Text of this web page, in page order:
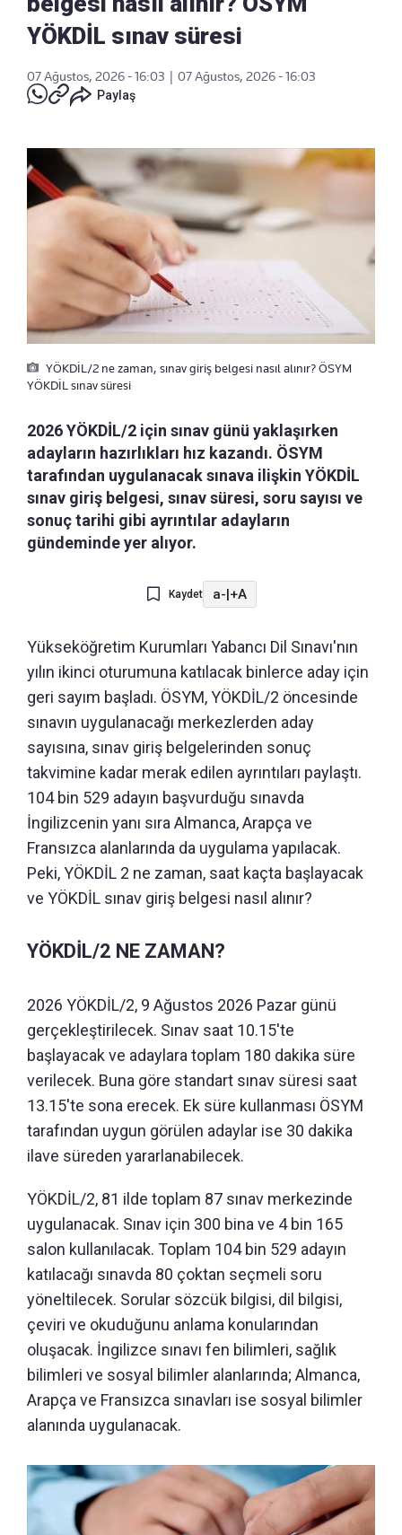
YÖKDİL sınav süresi
07 Ağustos, 2026 - 16:03
07 Ağustos, 2026 - 16:03
Paylaş
YÖKDİL/2 ne zaman, sınav giriş belgesi nasıl alınır? ÖSYM
YÖKDİL sınav süresi
2026 YÖKDİL/2 için sınav günü yaklaşırken
adayların hazırlıkları hız kazandı. ÖSYM
tarafından uygulanacak sınava ilişkin YÖKDİL
sınav giriş belgesi, sınav süresi, soru sayısı ve
sonuç tarihi gibi ayrıntılar adayların
gündeminde yer alıyor.
Kaydet a-|+A
Yükseköğretim Kurumları Yabancı Dil Sınavı'nın
yılın ikinci oturumuna katılacak binlerce aday için
geri sayım başladı. ÖSYM, YÖKDİL/2 öncesinde
sınavın uygulanacağı merkezlerden aday
sayısına, sınav giriş belgelerinden sonuç
takvimine kadar merak edilen ayrıntıları paylaştı.
104 bin 529 adayın başvurduğu sınavda
İngilizcenin yanı sıra Almanca, Arapça ve
Fransızca alanlarında da uygulama yapılacak.
Peki, YÖKDİL 2 ne zaman, saat kaçta başlayacak
ve YÖKDİL sınav giriş belgesi nasıl alınır?
YÖKDİL/2 NE ZAMAN?
2026 YÖKDİL/2, 9 Ağustos 2026 Pazar günü
gerçekleştirilecek. Sınav saat 10.15'te
başlayacak ve adaylara toplam 180 dakika süre
verilecek. Buna göre standart sınav süresi saat
13.15'te sona erecek. Ek süre kullanması ÖSYM
tarafından uygun görülen adaylar ise 30 dakika
ilave süreden yararlanabilecek.
YÖKDİL/2, 81 ilde toplam 87 sınav merkezinde
uygulanacak. Sınav için 300 bina ve 4 bin 165
salon kullanılacak. Toplam 104 bin 529 adayın
katılacağı sınavda 80 çoktan seçmeli soru
yöneltilecek. Sorular sözcük bilgisi, dil bilgisi,
çeviri ve okuduğunu anlama konularından
oluşacak. İngilizce sınavı fen bilimleri, sağlık
bilimleri ve sosyal bilimler alanlarında; Almanca,
Arapça ve Fransızca sınavları ise sosyal bilimler
alanında uygulanacak.